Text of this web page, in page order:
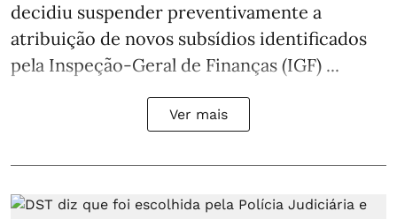
decidiu suspender preventivamente a
atribuição de novos subsídios identificados
pela Inspeção-Geral de Finanças (IGF) ...
Ver mais